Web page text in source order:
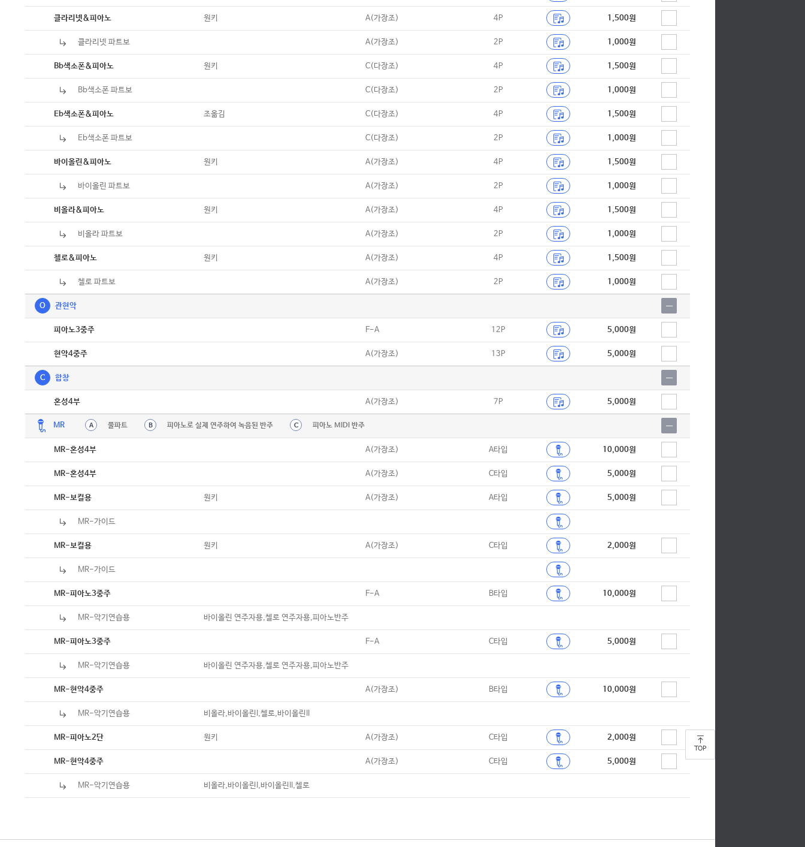
클라리넷&피아노 원키 A(가장조) 4P 1,500원
클라리넷 파트보 A(가장조) 2P 1,000원
Bb색소폰&피아노 원키 C(다장조) 4P 1,500원
Bb색소폰 파트보 C(다장조) 2P 1,000원
Eb색소폰&피아노 조옮김 C(다장조) 4P 1,500원
Eb색소폰 파트보 C(다장조) 2P 1,000원
바이올린&피아노 원키 A(가장조) 4P 1,500원
바이올린 파트보 A(가장조) 2P 1,000원
비올라&피아노 원키 A(가장조) 4P 1,500원
비올라 파트보 A(가장조) 2P 1,000원
첼로&피아노 원키 A(가장조) 4P 1,500원
첼로 파트보 A(가장조) 2P 1,000원
O 관현악
피아노3중주 F-A 12P 5,000원
현악4중주 A(가장조) 13P 5,000원
C 합창
혼성4부 A(가장조) 7P 5,000원
MR A 풀파트 B 피아노로 실제 연주하여 녹음된 반주 C 피아노 MIDI 반주
MR-혼성4부 A(가장조) A타입 10,000원
MR-혼성4부 A(가장조) C타입 5,000원
MR-보컬용 원키 A(가장조) A타입 5,000원
MR-가이드
MR-보컬용 원키 A(가장조) C타입 2,000원
MR-가이드
MR-피아노3중주 F-A B타입 10,000원
MR-악기연습용 바이올린 연주자용,첼로 연주자용,피아노반주
MR-피아노3중주 F-A C타입 5,000원
MR-악기연습용 바이올린 연주자용,첼로 연주자용,피아노반주
MR-현악4중주 A(가장조) B타입 10,000원
MR-악기연습용 비올라,바이올린I,첼로,바이올린II
MR-피아노2단 원키 A(가장조) C타입 2,000원
MR-현악4중주 A(가장조) C타입 5,000원
MR-악기연습용 비올라,바이올린I,바이올린II,첼로
TOP